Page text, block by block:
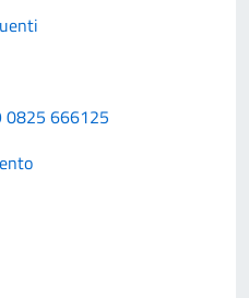
0825 666125